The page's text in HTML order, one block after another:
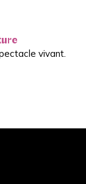
vivant.